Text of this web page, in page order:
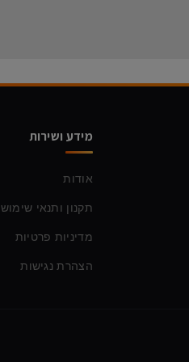
מידע ושירות
אודות
תקנון ותנאי שימוש
מדיניות פרטיות
הצהרת נגישות